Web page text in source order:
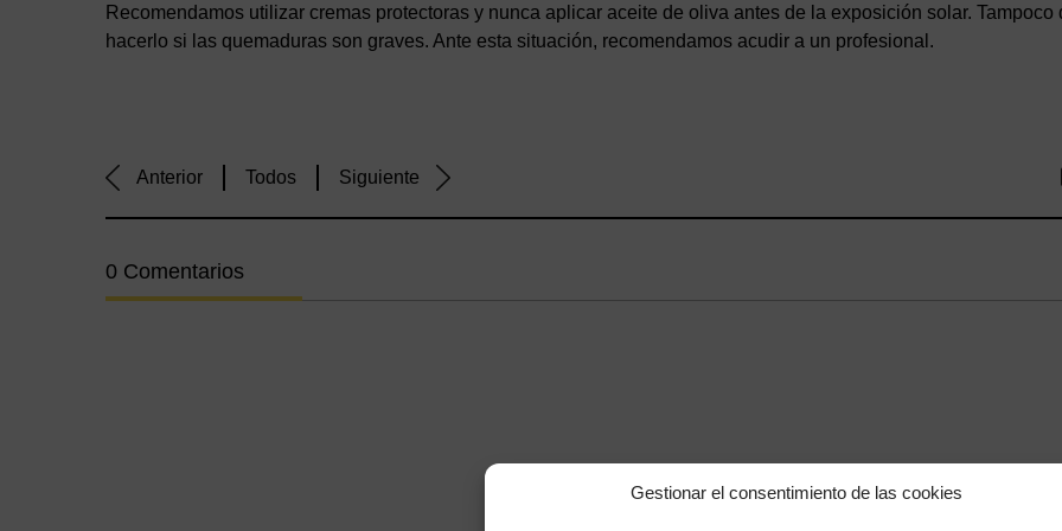
Gestionar el consentimiento de las cookies
Recomendamos utilizar cremas protectoras y nunca aplicar aceite de oliva antes de la exposición solar. Tampoco
hacerlo si las quemaduras son graves. Ante esta situación, recomendamos acudir a un profesional.
Anterior Todos Siguiente
0 Comentarios
Entradas relacionadas